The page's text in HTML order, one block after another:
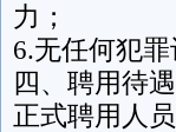
力；
6.无任何犯
四、聘用待遇
正式聘用人